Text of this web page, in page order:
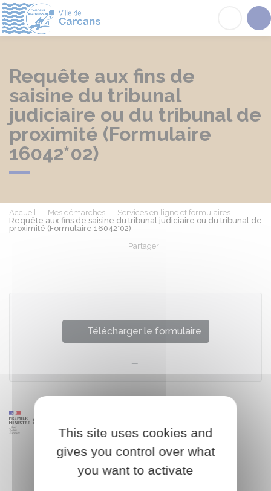
Requête aux fins de
saisine du tribunal
judiciaire ou du tribunal de
proximité (Formulaire
16042*02)
Accueil Mes démarches
Services en ligne et formulaires
Requête aux fins de saisine du tribunal judiciaire ou du tribunal de
proximité (Formulaire 16042*02)
Partager
Télécharger le formulaire
This site uses cookies and
gives you control over what
you want to activate